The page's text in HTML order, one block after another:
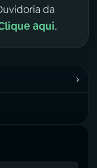
da
aqui.
›